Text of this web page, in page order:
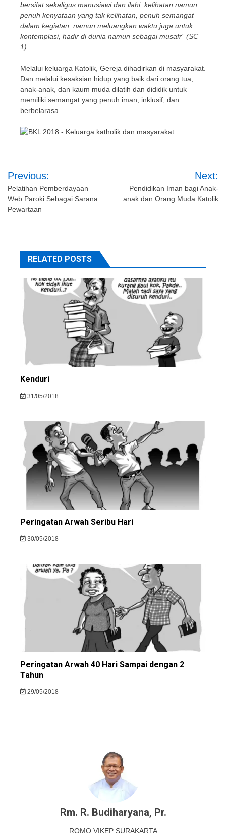
bersifat sekaligus manusiawi dan ilahi, kelihatan namun
penuh kenyataan yang tak kelihatan, penuh semangat
dalam kegiatan, namun meluangkan waktu juga untuk
kontemplasi, hadir di dunia namun sebagai musafr” (SC
1)
Melalui keluarga Katolik, Gereja dihadirkan di masyarakat.
Dan melalui kesaksian hidup yang baik dari orang tua,
anak-anak, dan kaum muda dilatih dan dididik untuk
memiliki semangat yang penuh iman, inklusif, dan
berbelarasa.
Post
navigation
Previous:
Pelatihan Pemberdayaan
Web Paroki Sebagai Sarana
Pewartaan
Next:
Pendidikan Iman bagi Anak-
anak dan Orang Muda Katolik
RELATED POSTS
Kenduri
31/05/2018
Peringatan Arwah Seribu Hari
30/05/2018
Peringatan Arwah 40 Hari Sampai dengan 2
Tahun
29/05/2018
Rm. R. Budiharyana, Pr.
ROMO VIKEP SURAKARTA